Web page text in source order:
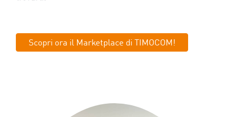
Scopri ora il Marketplace di TIMOCOM!